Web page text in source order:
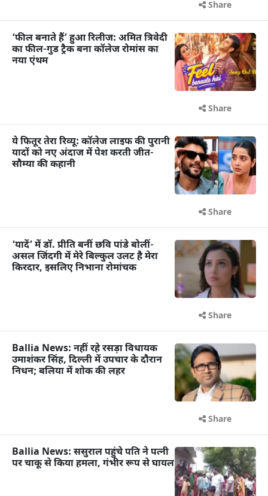
Share
‘फील बनाते हैं’ हुआ रिलीज: अमित त्रिवेदी
का फील-गुड ट्रैक बना कॉलेज रोमांस का
नया एंथम
Share
ये फितूर तेरा रिव्यू: कॉलेज लाइफ की पुरानी
यादों को नए अंदाज में पेश करती जीत-
सौम्या की कहानी
Share
‘यादें’ में डॉ. प्रीति बनीं छवि पांडे बोलीं-
असल जिंदगी में मेरे बिल्कुल उलट है मेरा
किरदार, इसलिए निभाना रोमांचक
Share
Ballia News: नहीं रहे रसड़ा विधायक
उमाशंकर सिंह, दिल्ली में उपचार के दौरान
निधन; बलिया में शोक की लहर
Share
Ballia News: ससुराल पहुंचे पति ने पत्नी
पर चाकू से किया हमला, गंभीर रूप से घायल